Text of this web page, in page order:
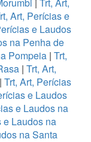
| Trt, Art,
Art, Perícias e
e Laudos
na Penha de
Pompeia| Trt,
| Trt, Art,
| Trt, Art, Perícias
e Laudos
e Laudos na
e Laudos na
na Santa